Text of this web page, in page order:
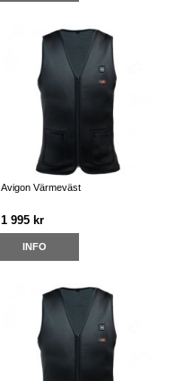
Avigon Värmeväst
1 995 kr
INFO